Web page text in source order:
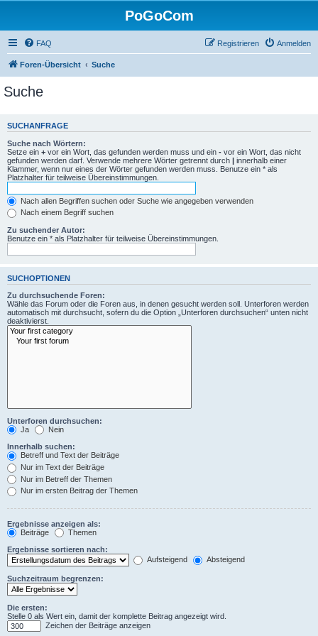
PoGoCom
FAQ Anmelden
Registrieren
Foren-Übersicht Suche
Suche
SUCHANFRAGE
Suche nach Wörtern:
Setze ein + vor ein Wort, das gefunden werden muss und ein - vor ein Wort, das nicht
gefunden werden darf. Verwende mehrere Wörter getrennt durch | innerhalb einer
Klammer, wenn nur eines der Wörter gefunden werden muss. Benutze ein * als
Platzhalter für teilweise Übereinstimmungen.
Nach allen Begriffen suchen oder Suche wie angegeben verwenden
Nach einem Begriff suchen
Zu suchender Autor:
Benutze ein * als Platzhalter für teilweise Übereinstimmungen.
SUCHOPTIONEN
Zu durchsuchende Foren:
Wähle das Forum oder die Foren aus, in denen gesucht werden soll. Unterforen werden
automatisch mit durchsucht, sofern du die Option „Unterforen durchsuchen“ unten nicht
deaktivierst.
Unterforen durchsuchen:
Ja
Nein
Innerhalb suchen:
Betreff und Text der Beiträge
Nur im Text der Beiträge
Nur im Betreff der Themen
Nur im ersten Beitrag der Themen
Ergebnisse anzeigen als:
Beiträge
Themen
Ergebnisse sortieren nach:
Aufsteigend
Absteigend
Suchzeitraum begrenzen:
Die ersten:
Stelle 0 als Wert ein, damit der komplette Beitrag angezeigt wird.
Zeichen der Beiträge anzeigen